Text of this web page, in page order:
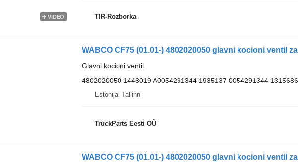
VIDEO TIR-Rozborka
Glavni kocioni ventil
4802020050 1448019 A0054291344 1935137 0054291344 1315686
Estonija, Tallinn
TruckParts Eesti OÜ